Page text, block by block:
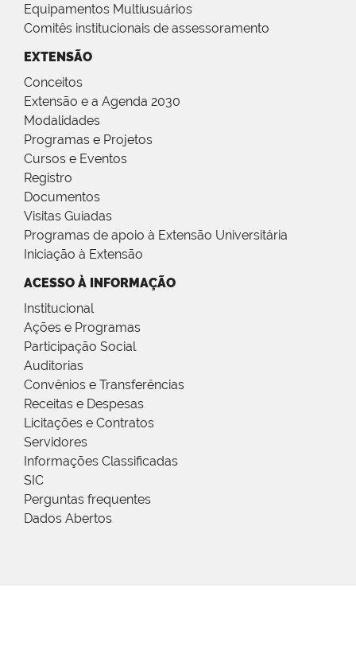
Equipamentos Multiusuários
Comitês institucionais de assessoramento
EXTENSÃO
Conceitos
Extensão e a Agenda 2030
Modalidades
Programas e Projetos
Cursos e Eventos
Registro
Documentos
Visitas Guiadas
Programas de apoio à Extensão Universitária
Iniciação à Extensão
ACESSO À INFORMAÇÃO
Institucional
Ações e Programas
Participação Social
Auditorias
Convênios e Transferências
Receitas e Despesas
Licitações e Contratos
Servidores
Informações Classificadas
SIC
Perguntas frequentes
Dados Abertos